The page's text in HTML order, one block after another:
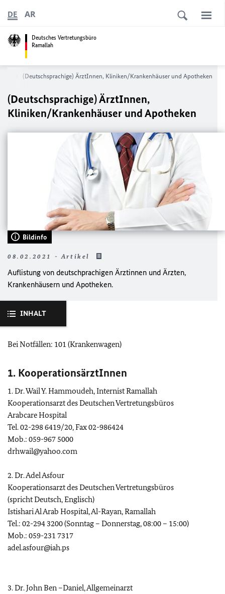
Deutsches Vertretungsbüro
Ramallah
DE AR
(Deutschsprachige) ÄrztInnen, Kliniken/Krankenhäuser und Apotheken
(Deutschsprachige) ÄrztInnen,
Kliniken/Krankenhäuser und Apotheken
Bildinfo
08.02.2021 - Artikel
Auflistung von deutschprachigen Ärztinnen und Ärzten,
Krankenhäusern und Apotheken.
INHALT
Bei Notfällen: 101 (Krankenwagen)
1. KooperationsärztInnen
1. Dr. Wail Y. Hammoudeh, Internist Ramallah
Kooperationsarzt des Deutschen Vertretungsbüros
Arabcare Hospital
Tel. 02-298 6419/20, Fax 02-986424
Mob.: 059-967 5000
drhwail@yahoo.com
2. Dr. Adel Asfour
Kooperationsarzt des Deutschen Vertretungsbüros
(spricht Deutsch, Englisch)
Istishari Al Arab Hospital, Al-Rayan, Ramallah
Tel.: 02-294 3200 (Sonntag – Donnerstag, 08:00 – 15:00)
Mob.: 059-231 7317
adel.asfour@iah.ps
3. Dr. John Ben –Daniel, Allgemeinarzt